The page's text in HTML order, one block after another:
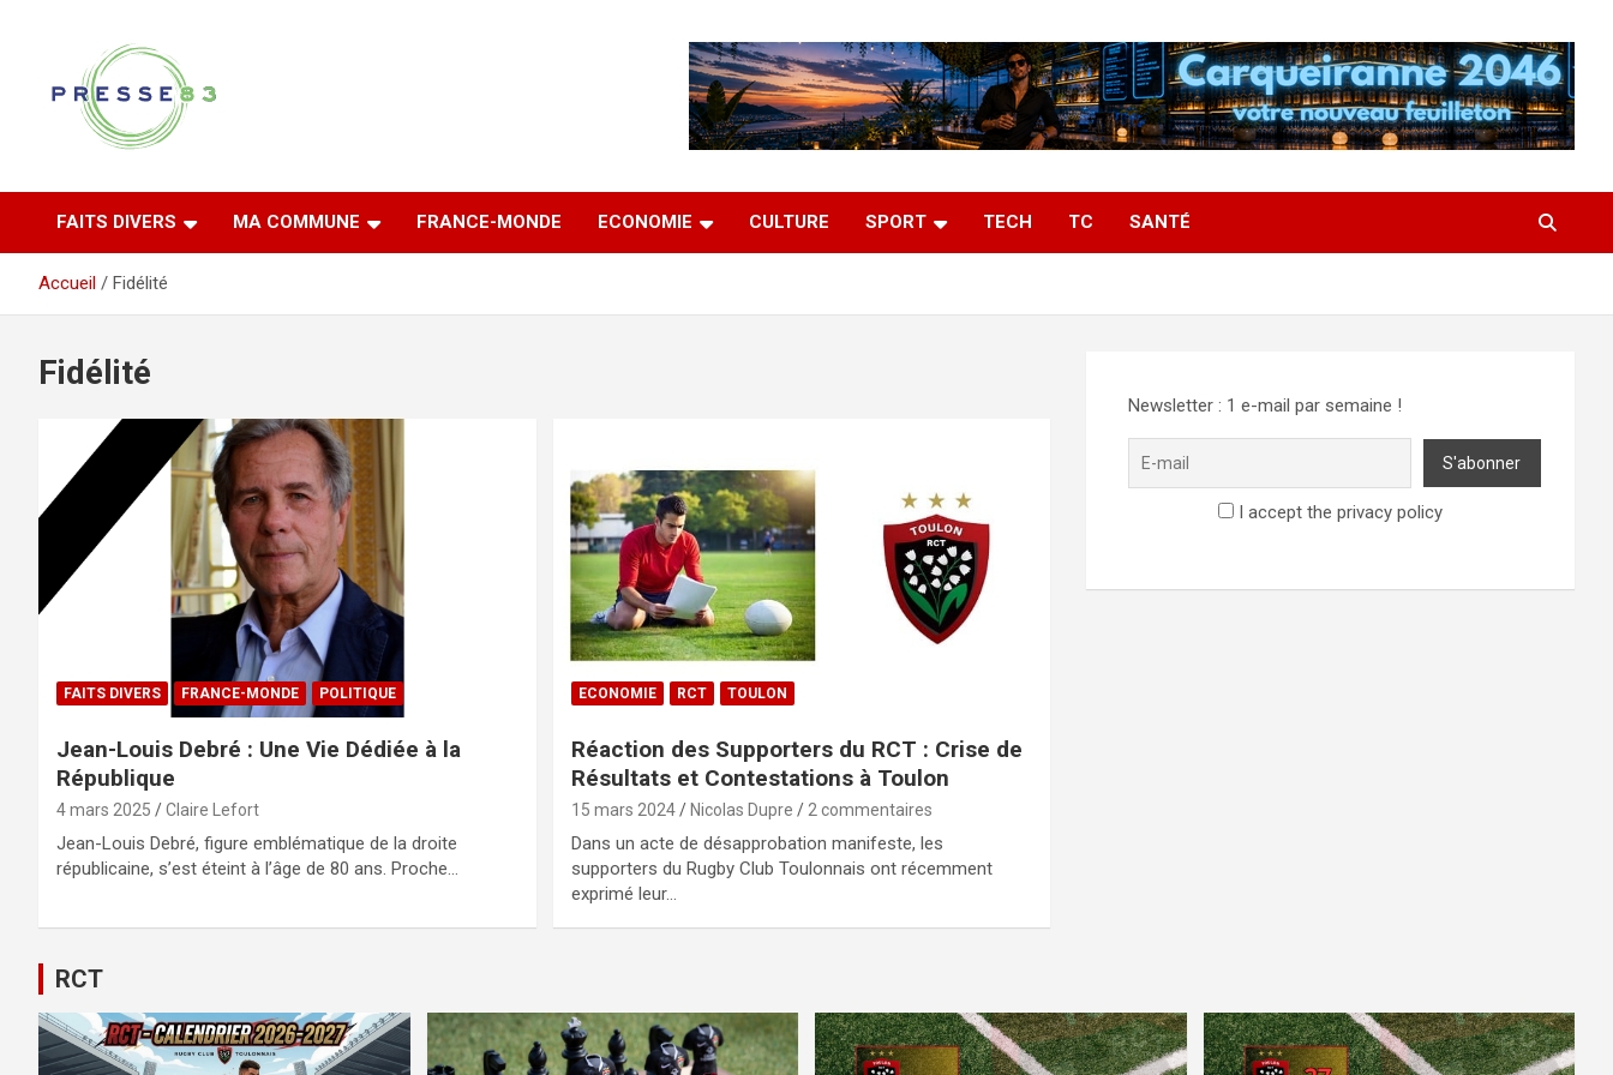
Presse 83
FAITS DIVERS MA COMMUNE FRANCE-MONDE ECONOMIE CULTURE SPORT TECH TC SANTÉ
Accueil Fidélité
Fidélité
FAITS DIVERS FRANCE-MONDE POLITIQUE
Jean-Louis Debré : Une Vie Dédiée à la
République
4 mars 2025 Claire Lefort
Jean-Louis Debré, figure emblématique de la droite
républicaine, s’est éteint à l’âge de 80 ans. Proche…
ECONOMIE RCT TOULON
Réaction des Supporters du RCT : Crise de
Résultats et Contestations à Toulon
15 mars 2024 Nicolas Dupre 2 commentaires
Dans un acte de désapprobation manifeste, les
supporters du Rugby Club Toulonnais ont récemment
exprimé leur…
Newsletter : 1 e-mail par semaine !
I accept the privacy policy
RCT